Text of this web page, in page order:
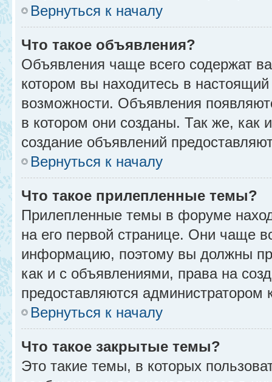
Вернуться к началу
Что такое объявления?
Объявления чаще всего содержат
котором вы находитесь в
возможности. Объявления
в котором они созданы. Так же,
создание объявлений
Вернуться к началу
Что такое прилепленные темы?
Прилепленные темы в форуме
на его первой странице. Они чаще
информацию, поэтому вы должны
как и с объявлениями, права на
предоставляются администратором
Вернуться к началу
Что такое закрытые темы?
Это такие темы, в которых